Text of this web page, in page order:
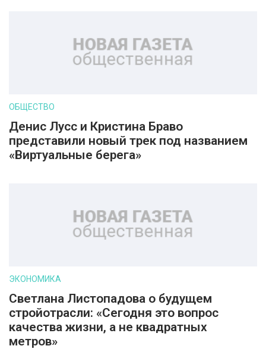
ОБЩЕСТВО
Денис Лусс и Кристина Браво
представили новый трек под названием
«Виртуальные берега»
ЭКОНОМИКА
Светлана Листопадова о будущем
стройотрасли: «Сегодня это вопрос
качества жизни, а не квадратных
метров»